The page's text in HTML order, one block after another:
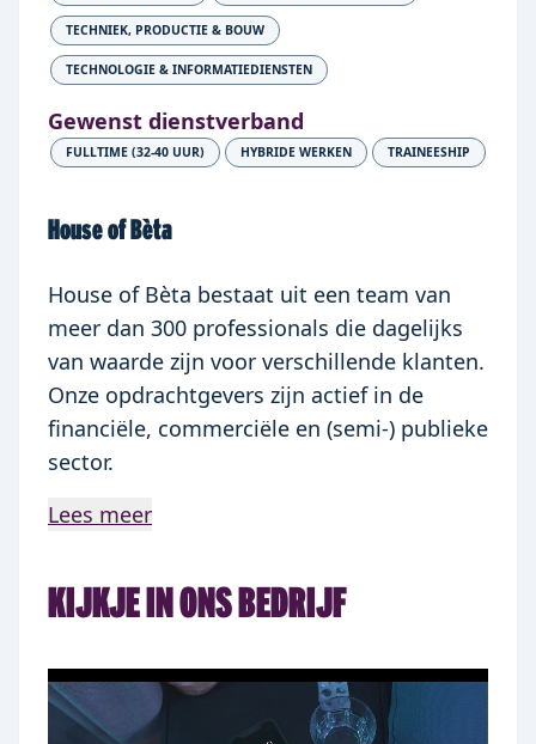
TECHNIEK, PRODUCTIE & BOUW
TECHNOLOGIE & INFORMATIEDIENSTEN
Gewenst dienstverband
FULLTIME (32-40 UUR) HYBRIDE WERKEN TRAINEESHIP
House of Bèta
House of Bèta bestaat uit een team van
meer dan 300 professionals die dagelijks
van waarde zijn voor verschillende klanten.
Onze opdrachtgevers zijn actief in de
financiële, commerciële en (semi-) publieke
sector.
Lees meer
KIJKJE IN ONS BEDRIJF